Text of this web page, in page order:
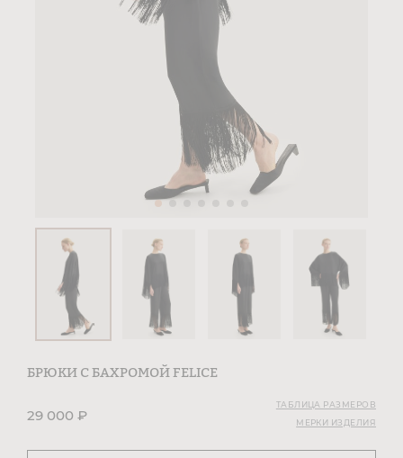
БРЮКИ С БАХРОМОЙ FELICE
29 000 ₽
ТАБЛИЦА РАЗМЕРОВ
МЕРКИ ИЗДЕЛИЯ